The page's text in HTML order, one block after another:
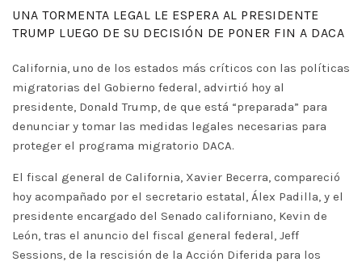
UNA TORMENTA LEGAL LE ESPERA AL PRESIDENTE
TRUMP LUEGO DE SU DECISIÓN DE PONER FIN A DACA
California, uno de los estados más críticos con las políticas
migratorias del Gobierno federal, advirtió hoy al
presidente, Donald Trump, de que está “preparada” para
denunciar y tomar las medidas legales necesarias para
proteger el programa migratorio DACA.
El fiscal general de California, Xavier Becerra, compareció
hoy acompañado por el secretario estatal, Álex Padilla, y el
presidente encargado del Senado californiano, Kevin de
León, tras el anuncio del fiscal general federal, Jeff
Sessions, de la rescisión de la Acción Diferida para los